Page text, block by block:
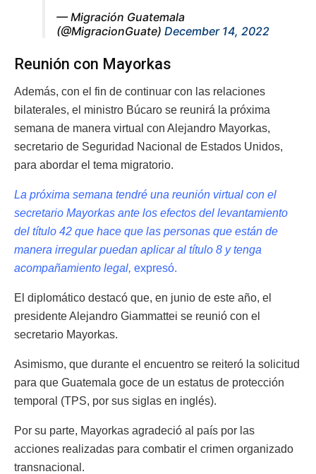
— Migración Guatemala
(@MigracionGuate) December 14, 2022
Reunión con Mayorkas
Además, con el fin de continuar con las relaciones
bilaterales, el ministro Búcaro se reunirá la próxima
semana de manera virtual con Alejandro Mayorkas,
secretario de Seguridad Nacional de Estados Unidos,
para abordar el tema migratorio.
La próxima semana tendré una reunión virtual con el
secretario Mayorkas ante los efectos del levantamiento
del título 42 que hace que las personas que están de
manera irregular puedan aplicar al título 8 y tenga
acompañamiento legal, expresó.
El diplomático destacó que, en junio de este año, el
presidente Alejandro Giammattei se reunió con el
secretario Mayorkas.
Asimismo, que durante el encuentro se reiteró la solicitud
para que Guatemala goce de un estatus de protección
temporal (TPS, por sus siglas en inglés).
Por su parte, Mayorkas agradeció al país por las
acciones realizadas para combatir el crimen organizado
transnacional.